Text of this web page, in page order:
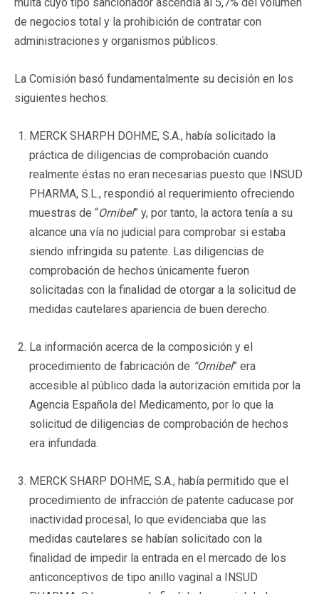
de negocios total y la prohibición de contratar con
administraciones y organismos públicos.
La Comisión basó fundamentalmente su decisión en los
siguientes hechos:
MERCK SHARPH DOHME, S.A., había solicitado la
práctica de diligencias de comprobación cuando
realmente éstas no eran necesarias puesto que INSUD
PHARMA, S.L., respondió al requerimiento ofreciendo
muestras de “Ornibel” y, por tanto, la actora tenía a su
alcance una vía no judicial para comprobar si estaba
siendo infringida su patente. Las diligencias de
comprobación de hechos únicamente fueron
solicitadas con la finalidad de otorgar a la solicitud de
medidas cautelares apariencia de buen derecho.
La información acerca de la composición y el
procedimiento de fabricación de “Ornibel” era
accesible al público dada la autorización emitida por la
Agencia Española del Medicamento, por lo que la
solicitud de diligencias de comprobación de hechos
era infundada.
MERCK SHARP DOHME, S.A., había permitido que el
procedimiento de infracción de patente caducase por
inactividad procesal, lo que evidenciaba que las
medidas cautelares se habían solicitado con la
finalidad de impedir la entrada en el mercado de los
anticonceptivos de tipo anillo vaginal a INSUD